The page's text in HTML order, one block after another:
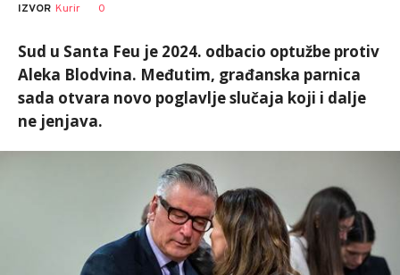
IZVOR Kurir 0
Sud u Santa Feu je 2024. odbacio optužbe protiv
Aleka Blodvina. Međutim, građanska parnica
sada otvara novo poglavlje slučaja koji i dalje
ne jenjava.